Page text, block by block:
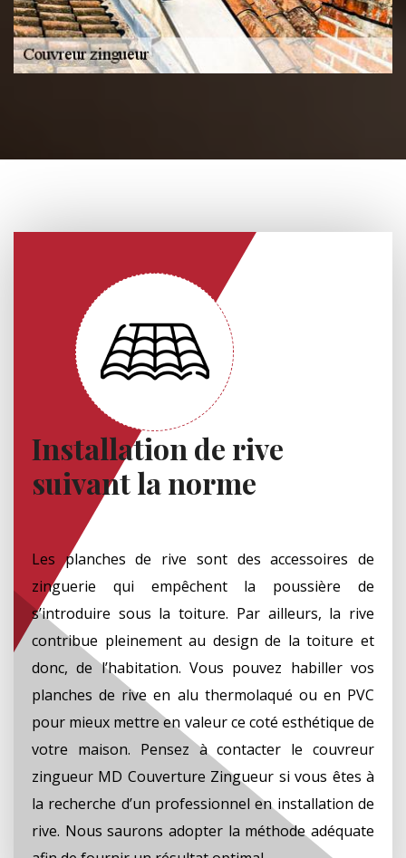
Installation de rive
suivant la norme
Les planches de rive sont des accessoires de
zinguerie qui empêchent la poussière de
s’introduire sous la toiture. Par ailleurs, la rive
contribue pleinement au design de la toiture et
donc, de l’habitation. Vous pouvez habiller vos
planches de rive en alu thermolaqué ou en PVC
pour mieux mettre en valeur ce coté esthétique de
votre maison. Pensez à contacter le couvreur
zingueur MD Couverture Zingueur si vous êtes à
la recherche d’un professionnel en installation de
rive. Nous saurons adopter la méthode adéquate